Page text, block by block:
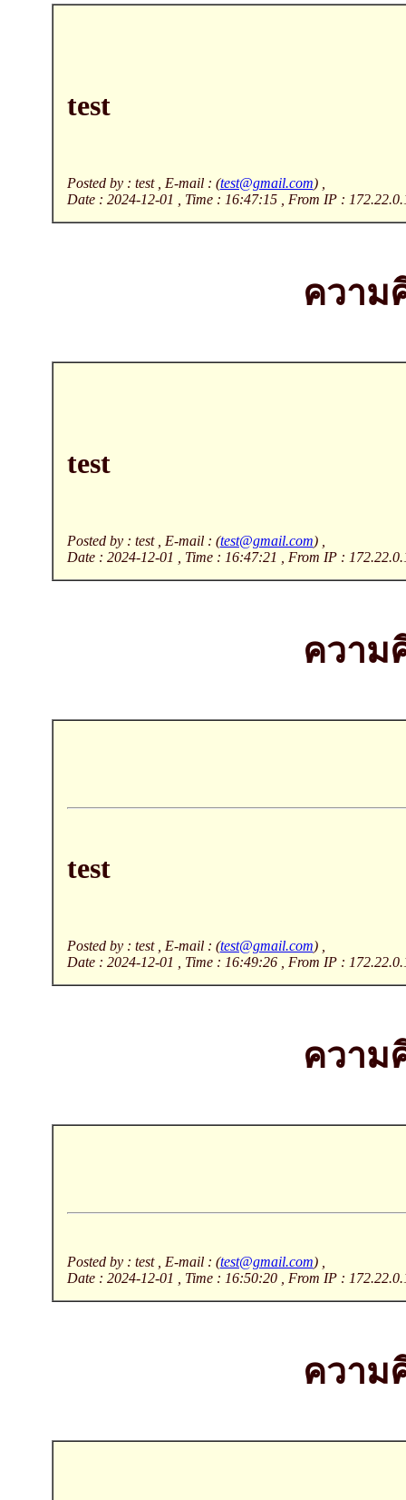
test
Posted by : test , E-mail : (test@gmail.com) ,
Date : 2024-12-01 , Time : 16:47:15 , From IP :
ความ
test
Posted by : test , E-mail : (test@gmail.com) ,
Date : 2024-12-01 , Time : 16:47:21 , From IP :
ความ
test
Posted by : test , E-mail : (test@gmail.com) ,
Date : 2024-12-01 , Time : 16:49:26 , From IP :
ความ
Posted by : test , E-mail : (test@gmail.com) ,
Date : 2024-12-01 , Time : 16:50:20 , From IP :
ความ